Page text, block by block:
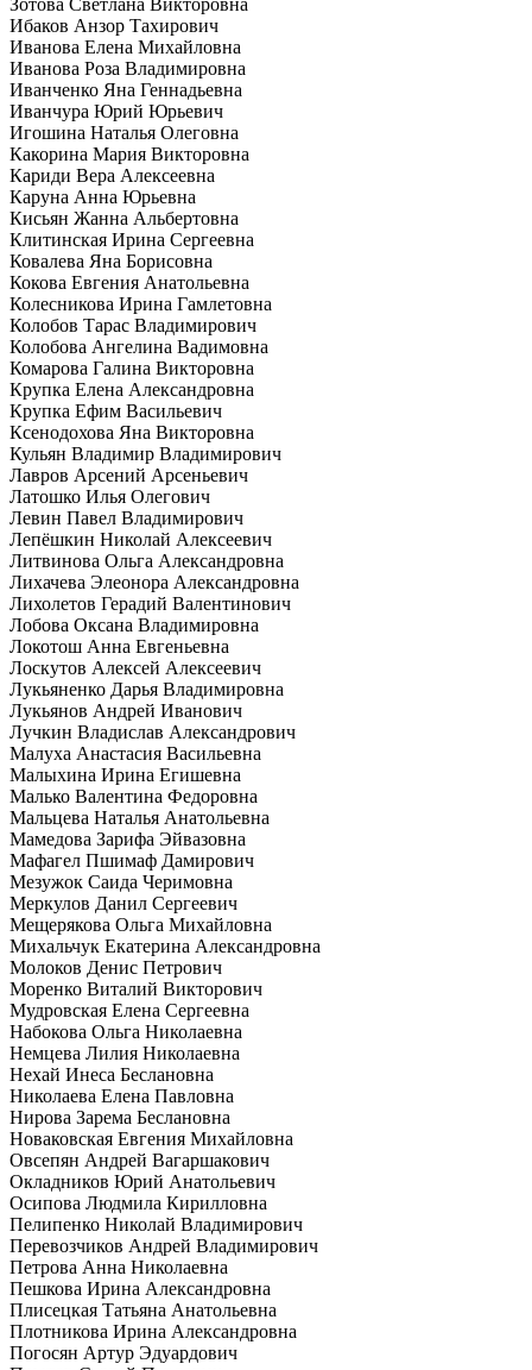
Ибаков Анзор Тахирович
Иванова Елена Михайловна
Иванова Роза Владимировна
Иванченко Яна Геннадьевна
Иванчура Юрий Юрьевич
Игошина Наталья Олеговна
Какорина Мария Викторовна
Кариди Вера Алексеевна
Каруна Анна Юрьевна
Кисьян Жанна Альбертовна
Клитинская Ирина Сергеевна
Ковалева Яна Борисовна
Кокова Евгения Анатольевна
Колесникова Ирина Гамлетовна
Колобов Тарас Владимирович
Колобова Ангелина Вадимовна
Комарова Галина Викторовна
Крупка Елена Александровна
Крупка Ефим Васильевич
Ксенодохова Яна Викторовна
Кульян Владимир Владимирович
Лавров Арсений Арсеньевич
Латошко Илья Олегович
Левин Павел Владимирович
Лепёшкин Николай Алексеевич
Литвинова Ольга Александровна
Лихачева Элеонора Александровна
Лихолетов Герадий Валентинович
Лобова Оксана Владимировна
Локотош Анна Евгеньевна
Лоскутов Алексей Алексеевич
Лукьяненко Дарья Владимировна
Лукьянов Андрей Иванович
Лучкин Владислав Александрович
Малуха Анастасия Васильевна
Малыхина Ирина Егишевна
Малько Валентина Федоровна
Мальцева Наталья Анатольевна
Мамедова Зарифа Эйвазовна
Мафагел Пшимаф Дамирович
Мезужок Саида Черимовна
Меркулов Данил Сергеевич
Мещерякова Ольга Михайловна
Михальчук Екатерина Александровна
Молоков Денис Петрович
Моренко Виталий Викторович
Мудровская Елена Сергеевна
Набокова Ольга Николаевна
Немцева Лилия Николаевна
Нехай Инеса Беслановна
Николаева Елена Павловна
Нирова Зарема Беслановна
Новаковская Евгения Михайловна
Овсепян Андрей Вагаршакович
Окладников Юрий Анатольевич
Осипова Людмила Кирилловна
Пелипенко Николай Владимирович
Перевозчиков Андрей Владимирович
Петрова Анна Николаевна
Пешкова Ирина Александровна
Плисецкая Татьяна Анатольевна
Плотникова Ирина Александровна
Погосян Артур Эдуардович